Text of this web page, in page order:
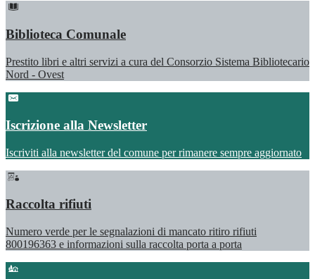
Biblioteca Comunale
Prestito libri e altri servizi a cura del Consorzio Sistema Bibliotecario
Nord - Ovest
Iscrizione alla Newsletter
Iscriviti alla newsletter del comune per rimanere sempre aggiornato
Raccolta rifiuti
Numero verde per le segnalazioni di mancato ritiro rifiuti
800196363 e informazioni sulla raccolta porta a porta